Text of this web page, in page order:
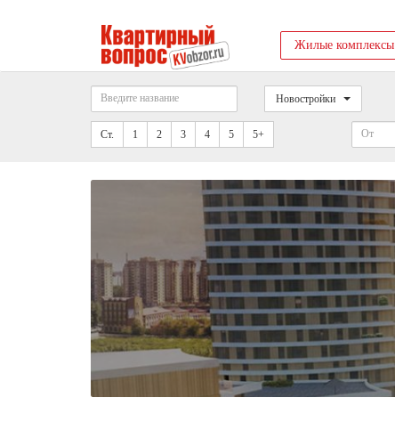
Жилые комплексы
Новостройки
Ст. 1 2 3 4 5 5+